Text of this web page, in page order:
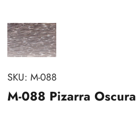
SKU: M-088
M-088 Pizarra Oscura